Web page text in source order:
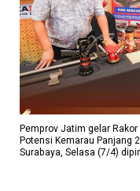
Pemprov Jatim gelar
Potensi Kemarau Panjang
Surabaya, Selasa (7/4)